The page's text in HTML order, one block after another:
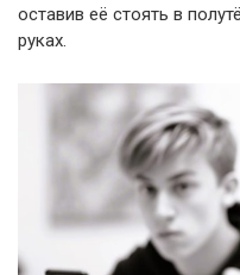
оставив её стоять в
руках.